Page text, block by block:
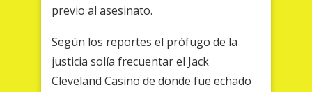
previo al asesinato.
Según los reportes el prófugo de la
justicia solía frecuentar el Jack
Cleveland Casino de donde fue echado